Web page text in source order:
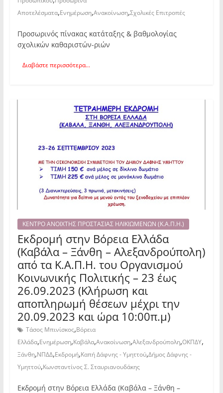
Αποτελέσματα,Ενημέρωση,Ανακοίνωση,Σχολικές Επιτροπές
Προσωρινός πίνακας κατάταξης & βαθμολογίας
σχολικών καθαριστών-ριών
Διαβάστε περισσότερα...
ΚΕΝΤΡΟ ΑΝΟΙΧΤΗΣ ΠΡΟΣΤΑΣΙΑΣ ΗΛΙΚΙΩΜΕΝΩΝ (Κ.Α.Π.Η.)
Εκδρομή στην Βόρεια Ελλάδα
(Καβάλα – Ξάνθη – Αλεξανδρούπολη)
από τα Κ.Α.Π.Η. του Οργανισμού
Κοινωνικής Πολιτικής – 23 έως
26.09.2023 (Κλήρωση και
αποπληρωμή θέσεων μέχρι την
20.09.2023 και ώρα 10:00π.μ)
Τάσος Μπινίσκος,Βόρεια
Ελλάδα,Ενημέρωση,Καβάλα,Ανακοίνωση,Αλεξανδρούπολη,ΟΚΠΔΥ,
Ξάνθη,ΝΠΔΔ,Εκδρομή,Καπή Δάφνης - Υμηττού,Δήμος Δάφνης -
Υμηττού,Κωνσταντίνος Σ. Σταυριανουδάκης
Εκδρομή στην Βόρεια Ελλάδα (Καβάλα – Ξάνθη –